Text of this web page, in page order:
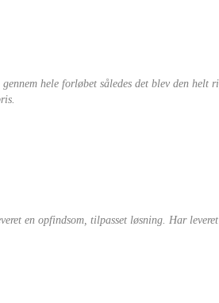
hele forløbet således det blev den helt
en opfindsom, tilpasset løsning. Har